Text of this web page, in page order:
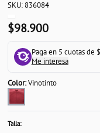
SKU: 836084
$98.900
Paga en 5 cuotas de
Me interesa
Color:Vinotinto
Talla: